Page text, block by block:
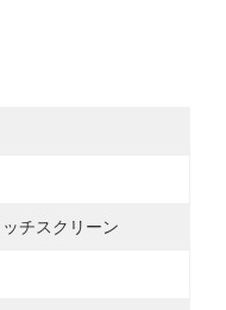
チスクリーン